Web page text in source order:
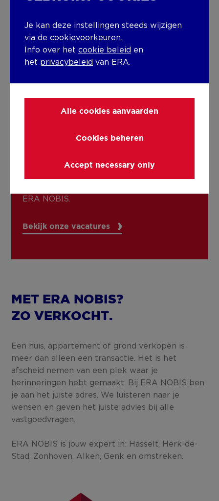
KOMEN WERKEN?
Heb je vragen of wil je meer informatie?
klaar om je te helpen. Of ben je op zoek
ERA NOBIS.
Bekijk onze vacatures
MET ERA NOBIS?
ZO VERKOCHT.
Een huis, appartement of grond verkopen is
meer dan alleen een transactie. Het is het
afscheid nemen van een plek waar je
herinneringen hebt gemaakt. Bij ERA NOBIS ben
je aan het juiste adres. We luisteren naar je
wensen en geven het juiste advies bij alle
vastgoedvragen.
ERA NOBIS is jouw expert in: Hasselt, Herk-de-
Stad, Zonhoven, Alken, Genk en omstreken.
Je kan deze instellingen steeds wijzigen
via de cookievoorkeuren.
Info over het cookie beleid en
het privacybeleid van ERA.
Alle cookies aanvaarden
Cookies beheren
Accept necessary only